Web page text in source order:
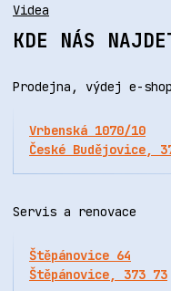
Videa
KDE NÁS
Prodejna, výdej e-
Vrbenská 1070/10
České Budějovice,
Servis a renovace
Štěpánovice 64
Štěpánovice, 373 73